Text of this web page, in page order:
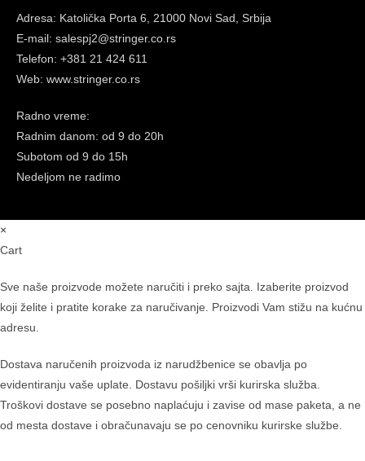
Adresa: Katolička Porta 6, 21000 Novi Sad, Srbija
E-mail: salespj2@stringer.co.rs
Telefon: +381 21 424 611
Web: www.stringer.co.rs
Radno vreme:
Radnim danom: od 9 do 20h
Subotom od 9 do 15h
Nedeljom ne radimo
×
Cart
Sve naše proizvode možete naručiti i preko sajta. Izaberite proizvod
koji želite i pratite korake za naručivanje. Proizvodi Vam stižu na kućnu
adresu.
Dostava naručenih proizvoda iz narudžbenice se obavlja po
evidentiranju vaše uplate. Dostavu pošiljki vrši kurirska služba.
Troškovi dostave se posebno naplaćuju i zavise od mase paketa, a ne
od mesta dostave i obračunavaju se po cenovniku kurirske službe.